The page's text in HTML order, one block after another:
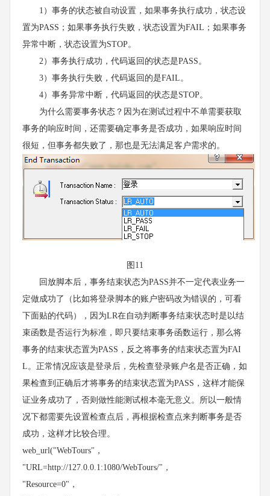
1）事务的状态被自动设置，如果事务执行成功，状态设
置为PASS；如果事务执行失败，状态设置为FAIL；如果事务
异常中断，状态设置为STOP。
2）事务执行成功，代码返回的状态是PASS。
3）事务执行失败，代码返回的是FAIL。
4）事务异常中断，代码返回的状态是STOP。
为什么需要事务状态？因为在测试过程中不单需要获取
事务的响应时间，还需要确定事务是否成功，如果响应时间
很短，但事务都失败了，那也是无法满足客户需求的。
图11
回放脚本后，事务结束状态为PASS并不一定代表业务一
定做成功了（比如将登录脚本的账户密码改为错误的，可看
下面贴的代码），因为LR在自动判断事务结束状态时是以结
束函数是否运行为标准，即只要结束事务函数运行，那么将
事务的结束状态置为PASS，反之将事务的结束状态置为FAI
L。正常情况应该是登录后，先检查登录账户名是否正确，如
果检查到正确后才将事务的结束状态置为PASS，这样才能保
证业务成功了，否则做性能测试根本毫无意义。所以一般情
况下都需要先设置检查点后，再根据检查点来判断事务是否
成功，这样才比较合理。
web_url("WebTours"，
"URL=http://127.0.0.1:1080/WebTours/"，
"Resource=0"，